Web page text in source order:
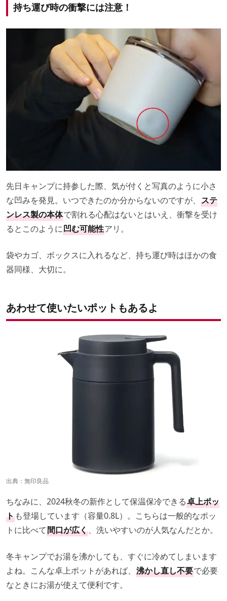
持ち運び時の衝撃には注意！
先日キャンプに持参した際、気が付くと写真のように小さ
な凹みを発見。いつできたのか分からないのですが、 ステ
ンレス製の本体で割れる心配はないとはいえ、衝撃を受け
るとこのように凹む可能性アリ。
袋やカゴ、ボックスに入れるなど、持ち運び時はほかの食
器同様、大切に。
あわせて使いたいポットもあるよ
出典： 無印良品
ちなみに、2024秋冬の新作として保温保冷できる卓上ポッ
トも登場しています（容量0.8L）。こちらは一般的なポッ
トに比べて間口が広く、洗いやすいのが人気なんだとか。
冬キャンプでお湯を沸かしても、すぐに冷めてしまいます
よね。こんな卓上ポットがあれば、 沸かし直し不要で必要
なときにお湯が使えて便利です。